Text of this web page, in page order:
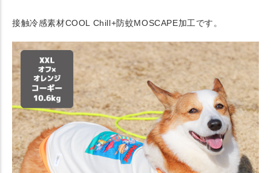
接触冷感素材COOL Chill+防蚊MOSCAPE加工です。